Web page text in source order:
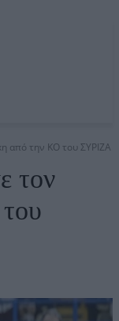
από την ΚΟ του ΣΥΡΙΖΑ
τον